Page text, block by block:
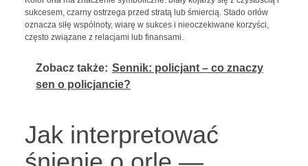
sukcesem, czarny ostrzega przed stratą lub śmiercią. Stado orłów
oznacza siłę wspólnoty, wiarę w sukces i nieoczekiwane korzyści,
często związane z relacjami lub finansami.
Zobacz także: Sennik: policjant – co znaczy
sen o policjancie?
Jak interpretować